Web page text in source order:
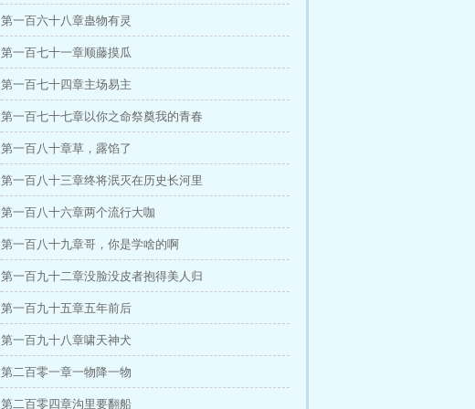
第一百六十八章蛊物有灵
第一百七十一章顺藤摸瓜
第一百七十四章主场易主
第一百七十七章以你之命祭奠我的青春
第一百八十章草，露馅了
第一百八十三章终将泯灭在历史长河里
第一百八十六章两个流行大咖
第一百八十九章哥，你是学啥的啊
第一百九十二章没脸没皮者抱得美人归
第一百九十五章五年前后
第一百九十八章啸天神犬
第二百零一章一物降一物
第二百零四章沟里要翻船